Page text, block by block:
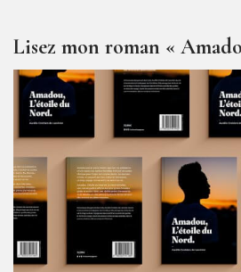
Lisez mon roman «